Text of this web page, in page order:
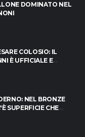
DOMINATO NEL
COLOSIO: IL
È UFFICIALE E
NEL BRONZE
SUPERFICIE CHE